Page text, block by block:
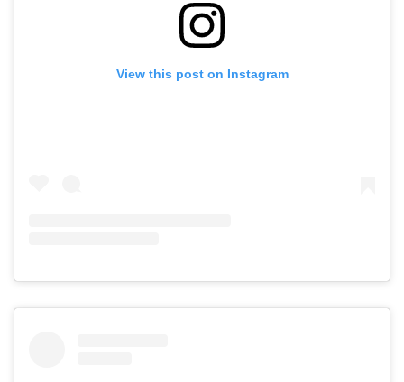
View this post on Instagram